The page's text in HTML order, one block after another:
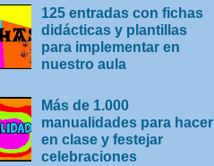
125 entradas con fichas
didácticas y plantillas
para implementar en
nuestro aula
Más de 1.000
manualidades para hacer
en clase y festejar
celebraciones